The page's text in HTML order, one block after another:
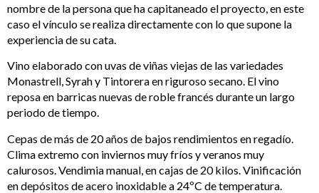
nombre de la persona que ha capitaneado el proyecto, en este
caso el vínculo se realiza directamente con lo que supone la
experiencia de su cata.
Vino elaborado con uvas de viñas viejas de las variedades
Monastrell, Syrah y Tintorera en riguroso secano. El vino
reposa en barricas nuevas de roble francés durante un largo
periodo de tiempo.
Cepas de más de 20 años de bajos rendimientos en regadío.
Clima extremo con inviernos muy fríos y veranos muy
calurosos. Vendimia manual, en cajas de 20 kilos. Vinificación
en depósitos de acero inoxidable a 24ºC de temperatura.